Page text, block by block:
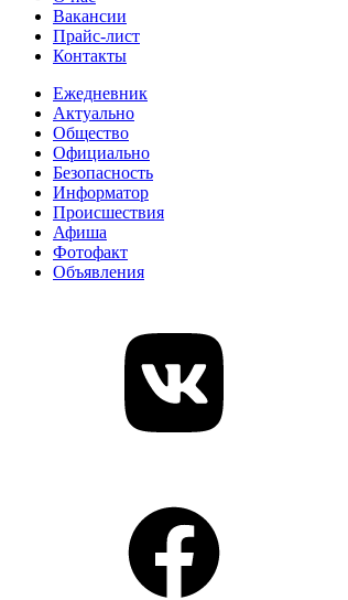
Вакансии
Прайс-лист
Контакты
Ежедневник
Актуально
Общество
Официально
Безопасность
Информатор
Происшествия
Афиша
Фотофакт
Объявления